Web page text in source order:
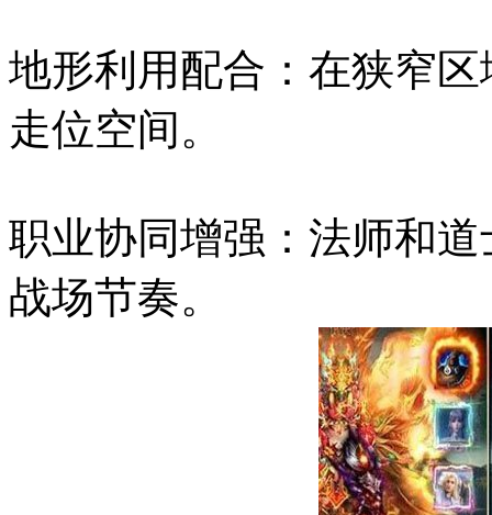
地形利用配合：在狭窄
走位空间。
职业协同增强：法师和
战场节奏。